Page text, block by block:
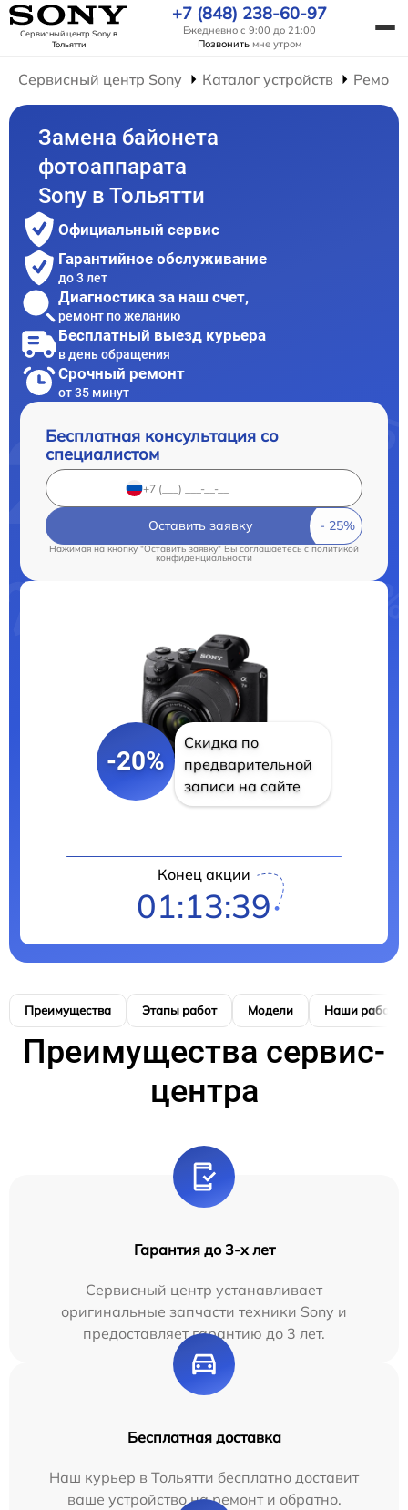
Сервисный центр Sonyв
Тольятти
+7 (848) 238-60-97
Ежедневно с 9:00 до 21:00
Позвонить мне утром
Сервисный центр Sony Каталог устройств
Замена байонета
фотоаппарата
Sony в Тольятти
Официальный сервис
Гарантийное обслуживание
до 3 лет
Диагностика за наш счет,
ремонт по желанию
Бесплатный выезд курьера
в день обращения
Срочный ремонт
от 35 минут
Бесплатная консультация со
специалистом
Оставить заявку
Нажимая на кнопку "Оставить заявку" Вы соглашаетесь cполитикой
конфиденциальности
-20%
Скидка по
предварительной
записи на сайте
Конец акции
01:13:38
Преимущества Этапы работ Модели Наши работы
Преимущества сервис-
центра
Гарантия до 3-х лет
Сервисный центр устанавливает
оригинальные запчасти техники Sony и
предоставляет гарантию до 3 лет.
Бесплатная доставка
Наш курьер в Тольятти бесплатно доставит
ваше устройство на ремонт и обратно.